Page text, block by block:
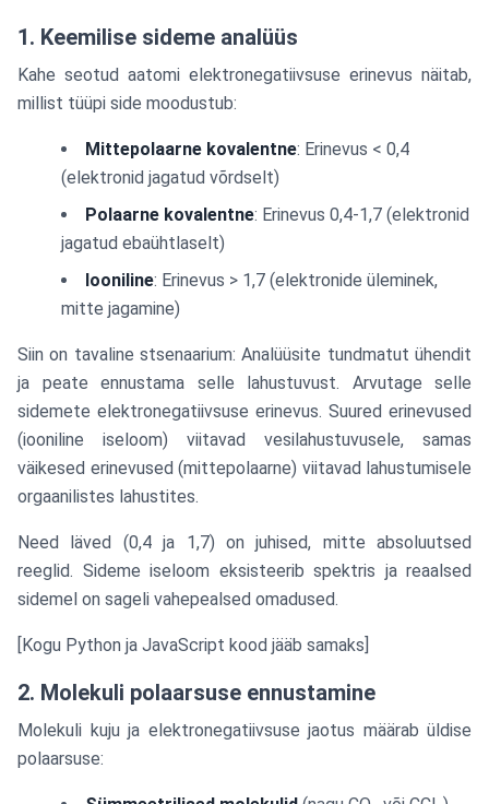
1. Keemilise sideme analüüs
Kahe seotud aatomi elektronegatiivsuse erinevus näitab,
millist tüüpi side moodustub:
Mittepolaarne kovalentne: Erinevus < 0,4
(elektronid jagatud võrdselt)
Polaarne kovalentne: Erinevus 0,4-1,7 (elektronid
jagatud ebaühtlaselt)
Iooniline: Erinevus > 1,7 (elektronide üleminek,
mitte jagamine)
Siin on tavaline stsenaarium: Analüüsite tundmatut ühendit
ja peate ennustama selle lahustuvust. Arvutage selle
sidemete elektronegatiivsuse erinevus. Suured erinevused
(iooniline iseloom) viitavad vesilahustuvusele, samas
väikesed erinevused (mittepolaarne) viitavad lahustumisele
orgaanilistes lahustites.
Need läved (0,4 ja 1,7) on juhised, mitte absoluutsed
reeglid. Sideme iseloom eksisteerib spektris ja reaalsed
sidemel on sageli vahepealsed omadused.
[Kogu Python ja JavaScript kood jääb samaks]
2. Molekuli polaarsuse ennustamine
Molekuli kuju ja elektronegatiivsuse jaotus määrab üldise
polaarsuse: